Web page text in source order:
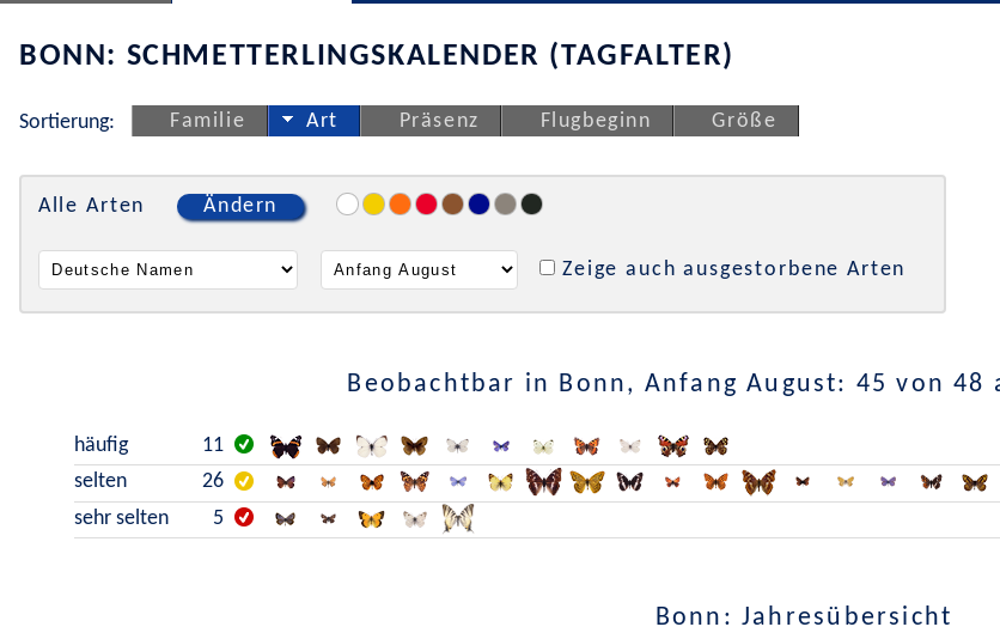
BONN: SCHMETTERLINGSKALENDER (TAGFALTER)
Sortierung: Familie Art Präsenz Flugbeginn Größe
Alle Arten Ändern
Zeige auch ausgestorbene Arten
Beobachtbar in Bonn, Anfang August: 45 von 48
häufig 11
selten
26
sehr selten
5
Bonn: Jahresübersicht